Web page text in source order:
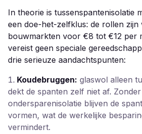
In theorie is tussenspantenisolatie
een doe-het-zelfklus: de rollen zijn
bouwmarkten voor €8 tot €12 per
vereist geen speciale
drie serieuze aandachtspunten:
Koudebruggen: glaswol alleen
dekt de spanten zelf niet af.
ondersparenisolatie blijven de
vormen, wat de werkelijke
vermindert.